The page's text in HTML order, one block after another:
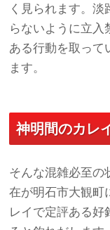
く見られます。
らないように立
ある行動を取って
ます。
神明間のカレ
そんな混雑必至の
在が明石市大観町
レイで定評ある好